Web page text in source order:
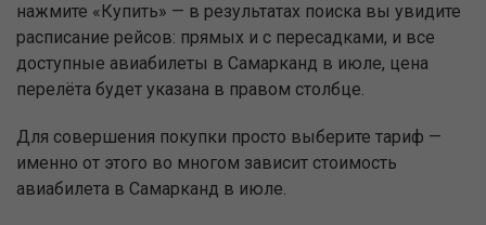
нажмите «Купить» — в результатах поиска вы увидите
расписание рейсов: прямых и с пересадками, и все
доступные авиабилеты в Самарканд в июле, цена
перелёта будет указана в правом столбце.
Для совершения покупки просто выберите тариф —
именно от этого во многом зависит стоимость
авиабилета в Самарканд в июле.